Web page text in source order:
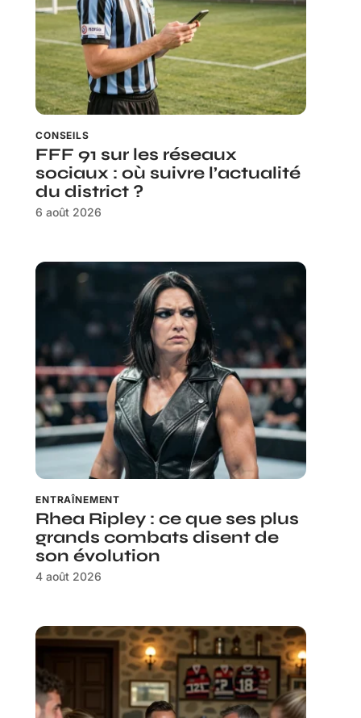
CONSEILS
FFF 91 sur les réseaux
sociaux : où suivre l’actualité
du district ?
6 août 2026
ENTRAÎNEMENT
Rhea Ripley : ce que ses plus
grands combats disent de
son évolution
4 août 2026